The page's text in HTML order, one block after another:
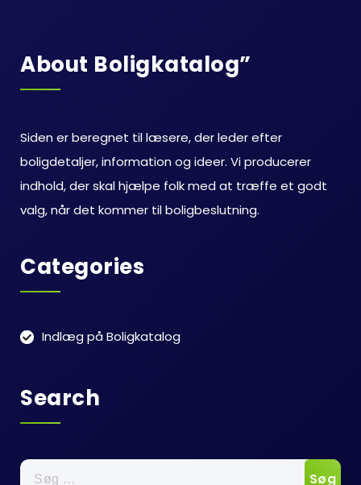
About Boligkatalog”
Siden er beregnet til læsere, der leder efter
boligdetaljer, information og ideer. Vi producerer
indhold, der skal hjælpe folk med at træffe et godt
valg, når det kommer til boligbeslutning.
Categories
Indlæg på Boligkatalog
Search
Søg